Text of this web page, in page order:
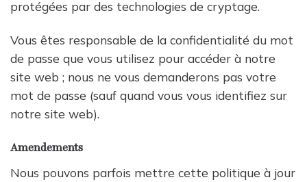
protégées par des technologies de cryptage.
Vous êtes responsable de la confidentialité du mot
de passe que vous utilisez pour accéder à notre
site web ; nous ne vous demanderons pas votre
mot de passe (sauf quand vous vous identifiez sur
notre site web).
Amendements
Nous pouvons parfois mettre cette politique à jour